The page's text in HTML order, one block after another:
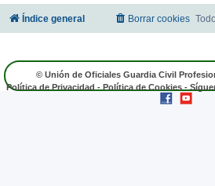
Índice general Borrar cookies
© Unión de Oficiales Guardia Civil
Política de Privacidad-Política de Cookies-